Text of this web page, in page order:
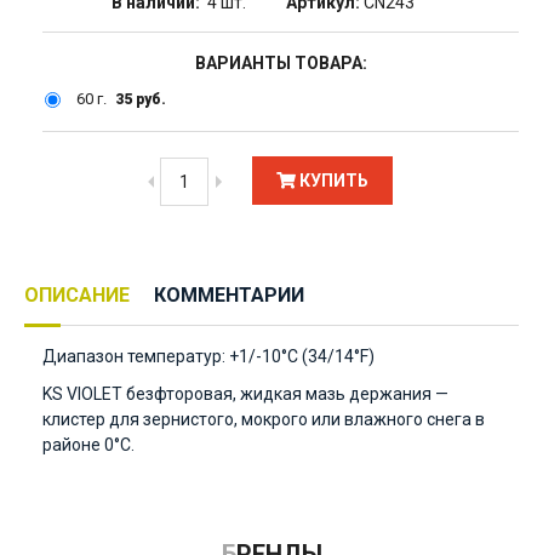
ВАРИАНТЫ ТОВАРА:
60 г. 35 руб.
КУПИТЬ
ОПИСАНИЕ КОММЕНТАРИИ
Диапазон температур: +1/-10°C (34/14°F)
KS VIOLET безфторовая, жидкая мазь держания —
клистер для зернистого, мокрого или влажного снега в
районе 0°C.